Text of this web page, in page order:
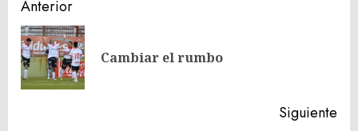
Navegación
de
entradas
Anterior
Cambiar el rumbo
Siguiente